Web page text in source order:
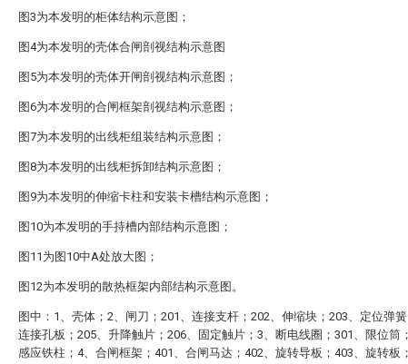
图3为本发明的柜体结构示意图；
图4为本发明的壳体合闸剖视结构示意图
图5为本发明的壳体开闸剖视结构示意图；
图6为本发明的合闸框架剖视结构示意图；
图7为本发明的出线柜组装结构示意图；
图8为本发明的出线柜拆卸结构示意图；
图9为本发明的伸缩卡柱和安装卡槽结构示意图；
图10为本发明的手持槽内部结构示意图；
图11为图10中A处放大图；
图12为本发明的散热框架内部结构示意图。
图中：1、壳体；2、闸刀；201、连接支杆；202、伸缩块；203、定位弹簧
连接孔板；205、升降触片；206、固定触片；3、断电线圈；301、限位筒
感应铁柱；4、合闸框架；401、合闸马达；402、旋转导板；403、旋转板